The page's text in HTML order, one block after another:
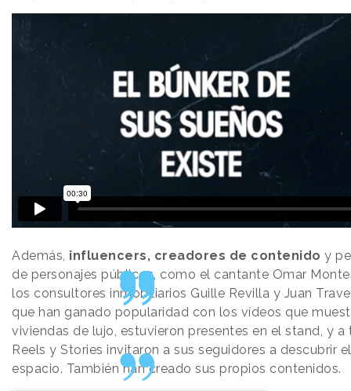
Además, influencers, creadores de contenido y
de personajes públicos, como el cantante Omar
los consultores inmobiliarios Guille Revilla y Juan
que han ganado popularidad con los vídeos que
viviendas de lujo, estuvieron presentes en el stand, y a
Reels y Stories invitaron a sus seguidores a descubrir el
espacio. También han creado sus propios contenidos.